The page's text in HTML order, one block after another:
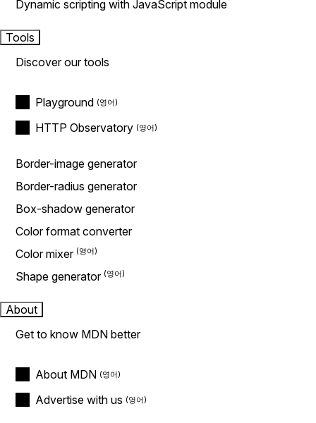
Dynamic scripting with JavaScript module
Tools
Discover our tools
Playground
HTTP Observatory
Border-image generator
Border-radius generator
Box-shadow generator
Color format converter
Color mixer
Shape generator
About
Get to know MDN better
About MDN
Advertise with us